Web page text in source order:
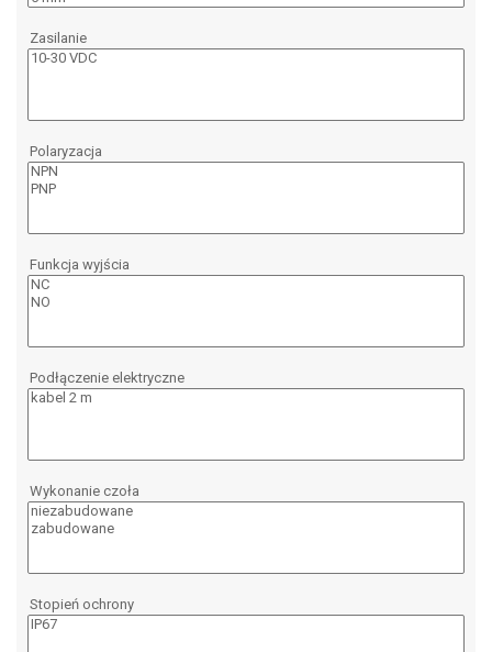
Zasilanie
Polaryzacja
Funkcja wyjścia
Podłączenie elektryczne
Wykonanie czoła
Stopień ochrony